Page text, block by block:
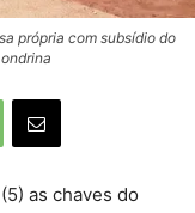
própria com subsídio do
as chaves do